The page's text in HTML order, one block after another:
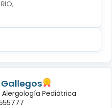
Gallegos
Alergología Pediátrica